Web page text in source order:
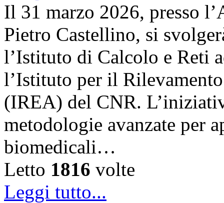
Il 31 marzo 2026, presso
Pietro Castellino, si
l’Istituto di Calcolo e Reti
l’Istituto per il
(IREA) del CNR.
metodologie avanzate per
biomedicali…
Letto 1816 volte
Leggi tutto...